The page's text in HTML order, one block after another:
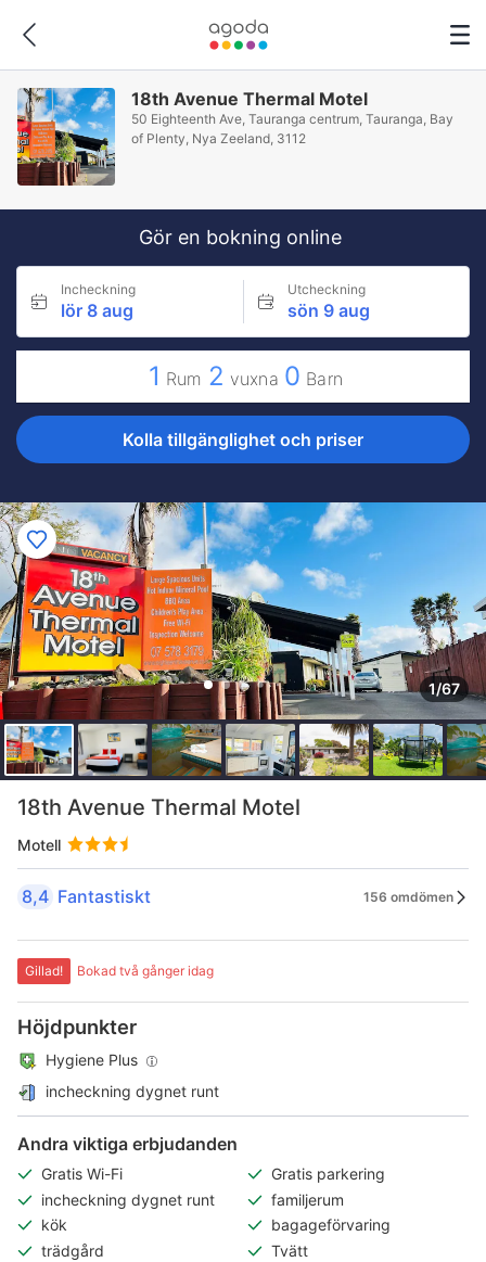
18th Avenue Thermal Motel
50 Eighteenth Ave, Tauranga centrum, Tauranga, Bay
of Plenty, Nya Zeeland, 3112
Gör en bokning online
Incheckning
lör 8 aug
Utcheckning
sön 9 aug
1 Rum 2 vuxna 0 Barn
Kolla tillgänglighet och priser
1/67
18th Avenue Thermal Motel
Motell
8,4 Fantastiskt 156 omdömen
Gillad! Bokad två gånger idag
Höjdpunkter
Hygiene Plus
incheckning dygnet runt
Andra viktiga erbjudanden
Gratis Wi-Fi
Gratis parkering
incheckning dygnet runt
familjerum
kök
bagageförvaring
trädgård
Tvätt